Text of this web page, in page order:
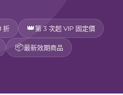
折 👑第 3 次起 VIP 固定價
📦最新效期商品